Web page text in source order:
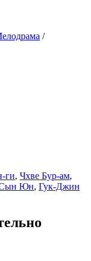
/
ги, Чхве Бур-ам,
Юн, Гук-Джин